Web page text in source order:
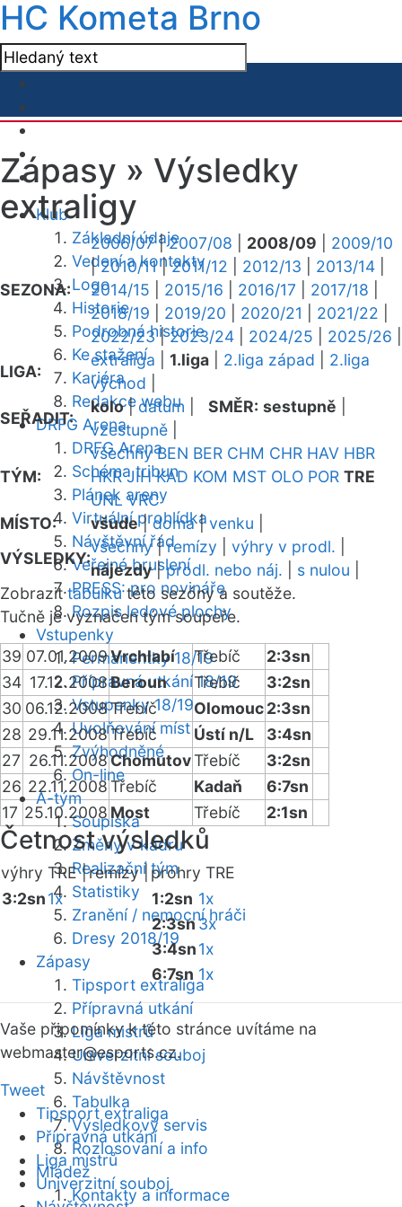
HC Kometa Brno
Klub
Základní údaje
Vedení a kontakty
Logo
Historie
Podrobná historie
Ke stažení
Kariéra
Redakce webu
DRFG Arena
DRFG Arena
Schéma tribun
Plánek areny
Virtuální prohlídka
Návštěvní řád
Veřejné bruslení
PRESS: pro novináře
Rozpis ledové plochy
Vstupenky
Permanentky 18/19
Přípravná utkání 18/19
Vstupenky 18/19
Uvolňování míst
Zvýhodněné
On-line
A-tým
Soupiska
Změny v kádru
Realizační tým
Statistiky
Zranění / nemocní hráči
Dresy 2018/19
Zápasy
Tipsport extraliga
Přípravná utkání
Liga mistrů
Univerzitní souboj
Návštěvnost
Tabulka
Výsledkový servis
Rozlosování a info
Mládež
Kontakty a informace
Zápasy » Výsledky
extraligy
SEZONA:
2006/07|2007/08 2008/09
2009/10
|2010/11|2011/12 2012/13 2013/14
2014/15
2015/16 2016/17 2017/18
2018/19
2019/20 2020/21 2021/22
2022/23|2023/24 2024/25 2025/26
LIGA:
extraliga 1.liga 2.liga západ
2.liga
východ
SEŘADIT:
kolo|datum SMĚR: sestupně
vzestupně
TÝM:
všechny BEN BER CHM CHR HAV HBR
HKR JIH KAD KOM MST OLO POR TRE
UNL VRC
MÍSTO:
všude|doma|venku
VÝSLEDKY:
všechny|remízy výhry v prodl.
nájezdy|prodl. nebo náj. s nulou
Zobrazittabulkutéto sezóny a soutěže.
Tučně je vyznačen tým soupeře.
39 07.01.2009Vrchlabí Třebíč
2:3sn
34 17.12.2008Beroun Třebíč
3:2sn
30 06.12.2008Třebíč Olomouc2:3sn
28 29.11.2008Třebíč Ústí n/L
3:4sn
27 26.11.2008ChomutovTřebíč
3:2sn
26 22.11.2008Třebíč Kadaň
6:7sn
17 25.10.2008 Most Třebíč 2:1sn
Četnost výsledků
výhry TRE |remízy | prohry TRE
3:2sn1x 1:2sn 1x
2:3sn3x
3:4sn1x
6:7sn 1x
Vaše připomínky k této stránce uvítáme na
webmaster@esports.cz.
Tweet
Tipsport extraliga
Přípravná utkání
Liga mistrů
Univerzitní souboj